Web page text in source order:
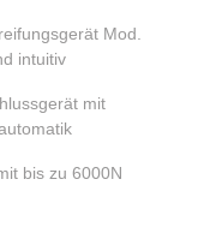
Mod.
intuitiv
mit
bis zu 6000N